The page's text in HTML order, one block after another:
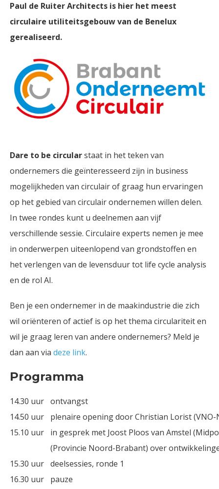
Paul de Ruiter Architects is hier het meest
circulaire utiliteitsgebouw van de Benelux
gerealiseerd.
Dare to be circularstaat in het teken van
ondernemers die geïnteresseerd zijn in business
mogelijkheden van circulair of graag hun ervaringen
op het gebied van circulair ondernemen willen delen.
In twee rondes kunt u deelnemen aan vijf
verschillende sessie. Circulaire experts nemen je mee
in onderwerpen uiteenlopend van grondstoffen en
het verlengen van de levensduur tot life cycle analysis
en de rol AI.
Ben je een ondernemer in de maakindustrie die zich
wil oriënteren of actief is op het thema circulariteit en
wil je graag leren van andere ondernemers? Meld je
dan aan via deze link.
Programma
14.30 uur ontvangst
14.50 uur
plenaire opening door Christian Lorist (VNO-
15.10 uur
in gesprek met Joost Ploos van Amstel
(Provincie Noord-Brabant) over
15.30 uur deelsessies, ronde 1
16.30 uur
pauze